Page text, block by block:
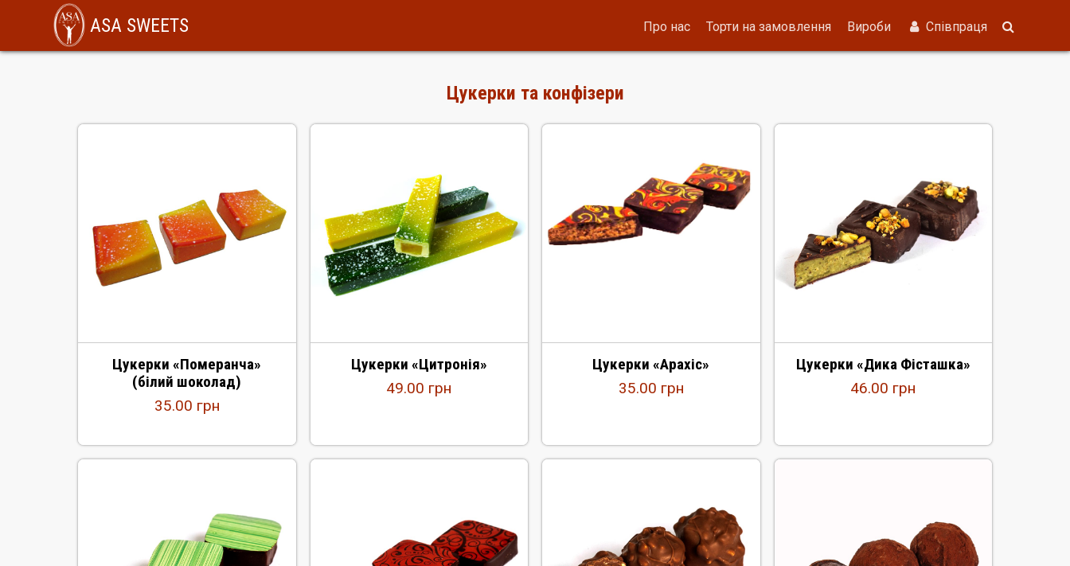
ASA SWEETS Про нас Торти на замовлення Вироби Співпраця
Цукерки та конфізери
Цукерки «Померанча»
(білий шоколад)
35.00 грн
Цукерки «Цитронія»
49.00 грн
Цукерки «Арахіс»
35.00 грн
Цукерки «Дика Фісташка»
46.00 грн